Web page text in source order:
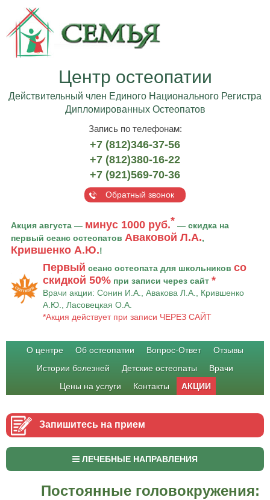
Центр остеопатии
Действительный член Единого Национального Регистра
Дипломированных Остеопатов
Запись по телефонам:
+7 (812)346-37-56
+7 (812)380-16-22
+7 (921)569-70-36
Обратный звонок
Акция августа — минус 1000 руб.* — скидка на
первый сеанс остеопатов Аваковой Л.А.,
Крившенко А.Ю.!
Первый сеанс остеопата для школьников со
скидкой 50% при записи через сайт *
Врачи акции: Сонин И.А., Авакова Л.А., Крившенко
А.Ю., Ласовецкая О.А.
*Акция действует при записи ЧЕРЕЗ САЙТ
О центре Об остеопатии Вопрос-Ответ
Отзывы
Истории болезней
Детские остеопаты
Врачи
Цены на услуги
Контакты АКЦИИ
Запишитесь на прием
ЛЕЧЕБНЫЕ НАПРАВЛЕНИЯ
Постоянные головокружения: